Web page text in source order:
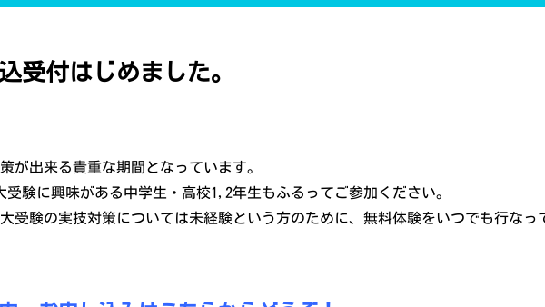
受付はじめました。
が出来る貴重な期間となっています。
験に興味がある中学生・高校1,2年生もふるってご参加ください。
受験の実技対策については未経験という方のために、無料体験をいつでも行なっ